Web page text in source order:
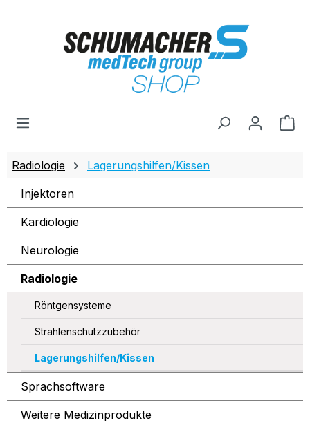
Radiologie Lagerungshilfen/Kissen
Injektoren
Kardiologie
Neurologie
Radiologie
Röntgensysteme
Strahlenschutzzubehör
Lagerungshilfen/Kissen
Sprachsoftware
Weitere Medizinprodukte